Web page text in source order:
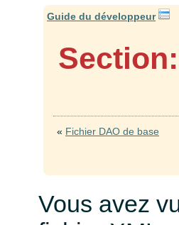
Guide du développeur
« Fichier DAO de base
Vous avez